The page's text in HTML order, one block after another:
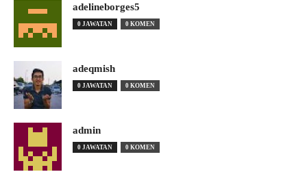
adelineborges5
0 JAWATAN 0 KOMEN
adeqmish
0 JAWATAN 0 KOMEN
admin
0 JAWATAN 0 KOMEN